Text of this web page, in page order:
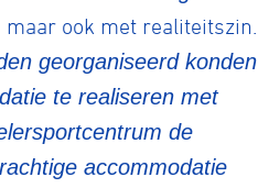
ook met realiteitszin.
georganiseerd konden
te realiseren met
de
accommodatie
E-Racing